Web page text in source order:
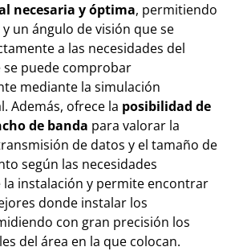
necesaria y óptima, permitiendo
un ángulo de visión que se
a las necesidades del
se puede comprobar
mediante la simulación
Además, ofrece la posibilidad de
de banda para valorar la
de datos y el tamaño de
según las necesidades
la instalación y permite encontrar
donde instalar los
con gran precisión los
del área en la que colocan.